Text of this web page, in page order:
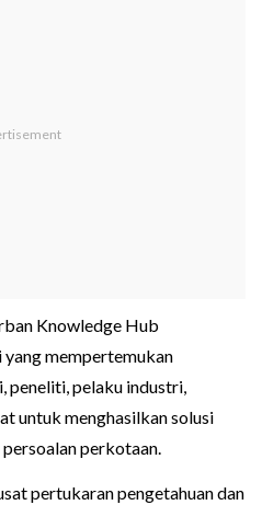
Knowledge Hub
mempertemukan
peneliti, pelaku industri,
untuk menghasilkan solusi
perkotaan.
pertukaran pengetahuan dan